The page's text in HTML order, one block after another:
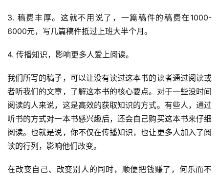
3. 稿费丰厚。这就不用说了，一篇稿件的稿费在1000-
6000元，写几篇稿件抵过上班大半个月。
4. 传播知识，影响更多人爱上阅读。
我们所写的稿子，可以让没有读过这本书的读者通过阅读或
者听我们的文章，了解这本书的核心要点。对于一些没时间
阅读的人来说，这是高效的获取知识的方式。有些人，通过
听书的方式对一本书感兴趣后，还会自己购买这本书来仔细
阅读。也就是说，你不仅在传播知识，也让更多人加入了阅
读的行列，影响他们改变。
在改变自己、改变别人的同时，顺便把钱赚了，何乐而不